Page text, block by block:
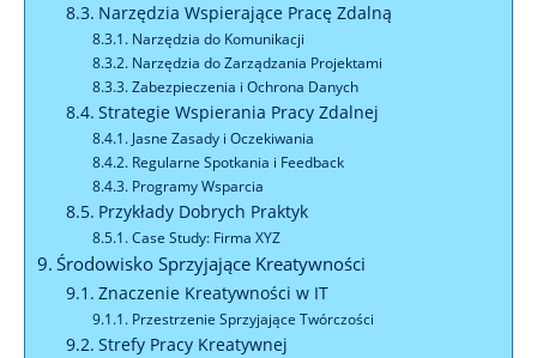
Narzędzia Wspierające Pracę Zdalną
Narzędzia do Komunikacji
Narzędzia do Zarządzania Projektami
Zabezpieczenia i Ochrona Danych
Strategie Wspierania Pracy Zdalnej
Jasne Zasady i Oczekiwania
Regularne Spotkania i Feedback
Programy Wsparcia
Przykłady Dobrych Praktyk
Case Study: Firma XYZ
Środowisko Sprzyjające Kreatywności
Znaczenie Kreatywności w IT
Przestrzenie Sprzyjające Twórczości
Strefy Pracy Kreatywnej